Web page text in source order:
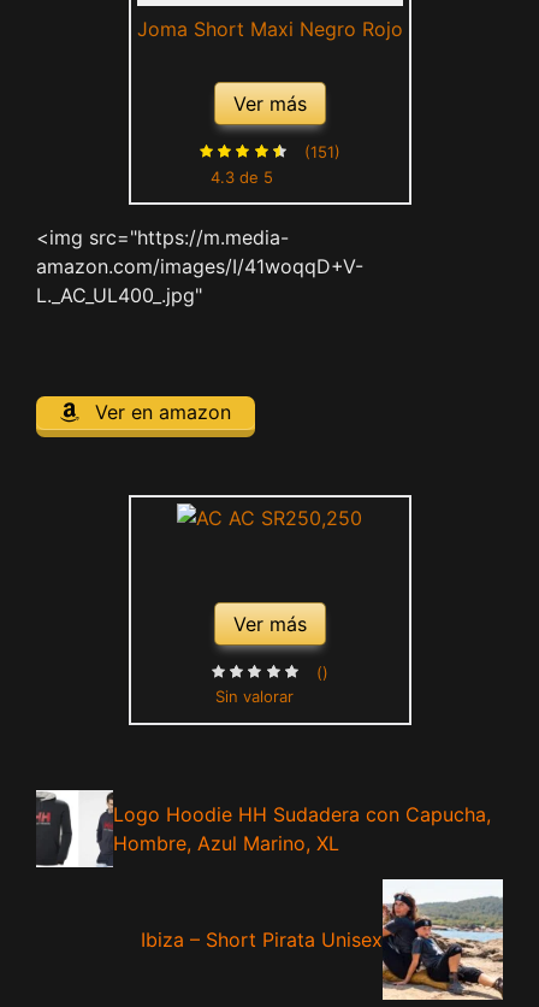
Joma Short Maxi Negro Rojo
Ver más
4.3 de 5
(151)
<img src="https://m.media-
amazon.com/images/I/41woqqD+V-
L._AC_UL400_.jpg"
Ver en amazon
Ver más
Sin valorar
()
Logo Hoodie HH Sudadera con Capucha,
Hombre, Azul Marino, XL
Ibiza – Short Pirata Unisex